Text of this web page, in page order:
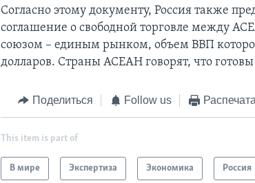
Согласно этому документу, Россия также
соглашение о свободной торговле между
союзом – единым рынком, объем ВВП
долларов. Страны АСЕАН говорят, что
Поделиться Follow us
This item is part of
В мире Экспертиза Экономика Россия